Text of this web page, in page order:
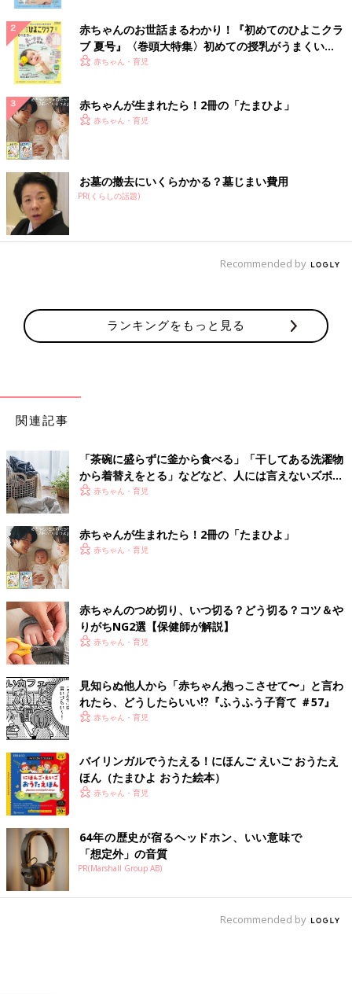
赤ちゃんのお世話まるわかり！『初めてのひよこクラ
ブ 夏号』〈巻頭大特集〉初めての授乳がうまくい
く！ おっぱい・ミルクの基本と夏のトラブル 解決テ
赤ちゃん・育児
赤ちゃんが生まれたら！2冊の「たまひよ」
赤ちゃん・育児
お墓の撤去にいくらかかる？墓じまい費用
PR(くらしの話題)
Recommended by
ランキングをもっと見る
関連記事
「茶碗に盛らずに釜から食べる」「干してある洗濯物
から着替えをとる」などなど、人には言えないズボラ
家事やってます！
赤ちゃん・育児
赤ちゃんが生まれたら！2冊の「たまひよ」
赤ちゃん・育児
赤ちゃんのつめ切り、いつ切る？どう切る？コツ＆や
りがちNG2選【保健師が解説】
赤ちゃん・育児
見知らぬ他人から「赤ちゃん抱っこさせて〜」と言わ
れたら、どうしたらいい⁉︎『ふうふう子育て ＃57』
赤ちゃん・育児
バイリンガルでうたえる！にほんご えいご おうたえ
ほん（たまひよ おうた絵本）
赤ちゃん・育児
64年の歴史が宿るヘッドホン、いい意味で
「想定外」の音質
PR(Marshall Group AB)
Recommended by